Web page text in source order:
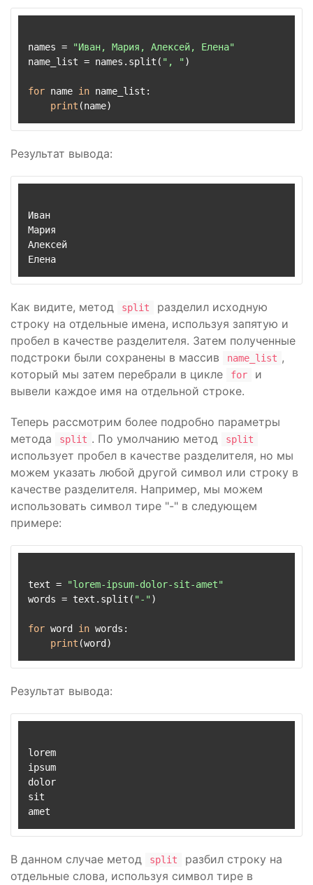
names =
"Иван, Мария, Алексей, Елена"
name_list = names.split( ", ")
for name in name_list:
print
Результат вывода:
Иван
Мария
Алексей
Как видите, метод split
разделил исходную
строку на отдельные имена, используя запятую и
пробел в качестве разделителя. Затем полученные
подстроки были сохранены в массив
name_list ,
который мы затем перебрали в цикле
for
и
вывели каждое имя на отдельной строке.
Теперь рассмотрим более подробно параметры
метода
split . По умолчанию метод split
использует пробел в качестве разделителя, но мы
можем указать любой другой символ или строку в
качестве разделителя. Например, мы можем
использовать символ тире "-" в следующем
примере:
text =
"lorem-ipsum-dolor-sit-amet"
words = text.split( "-")
for word in words:
print
Результат вывода:
lorem
ipsum
dolor
sit
В данном случае метод split
разбил строку на
отдельные слова, используя символ тире в